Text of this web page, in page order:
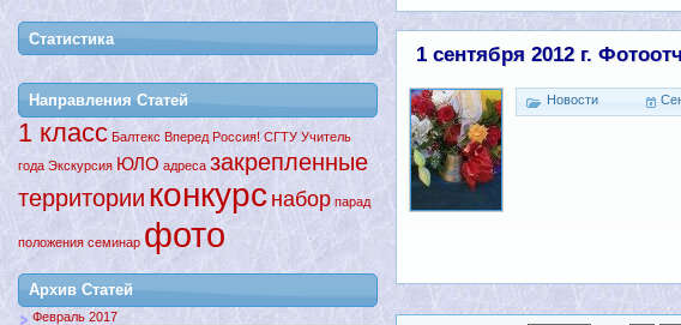
1 сентября 2012 г.
Новости
Статистика
Направления Статей
1 класс Балтекс Вперед Россия! СГТУ Учитель
года Экскурсия ЮЛО адреса закрепленные
территории конкурс набор парад
положения семинар фото
Архив Статей
Февраль 2017